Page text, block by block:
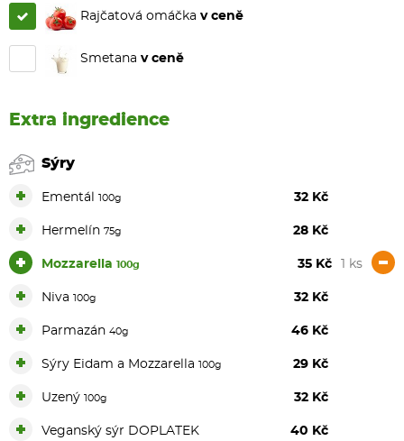
Rajčatová omáčka v ceně
Smetana v ceně
Extra ingredience
Sýry
Ementál 100g 32 Kč
Hermelín 75g 28 Kč
+ Mozzarella 100g 35 Kč 1 ks -
Niva 100g 32 Kč
Parmazán 40g 46 Kč
Sýry Eidam a Mozzarella 100g 29 Kč
Uzený 100g 32 Kč
Veganský sýr DOPLATEK 40 Kč